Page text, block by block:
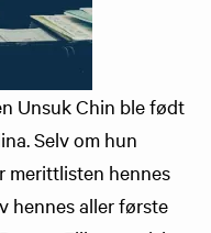
Unsuk Chin ble født
Selv om hun
merittlisten hennes
hennes aller første